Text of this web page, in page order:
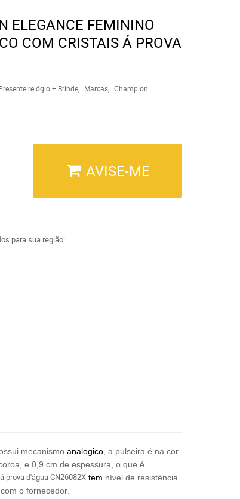
ELEGANCE FEMININO
COM CRISTAIS Á PROVA
relógio + Brinde Marcas
Champion
AVISE-ME
para sua região:
mecanismo analogico , a pulseira é na cor
e 0,9 cm de espessura, o que é
prova d'águaCN26082X tem nível de resistência
o fornecedor